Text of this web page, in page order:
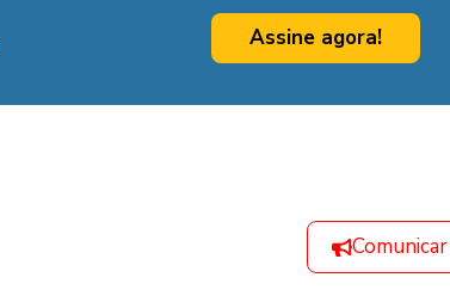
Assine agora!